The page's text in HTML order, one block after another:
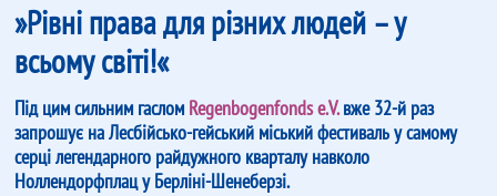
»Рівні права для різних людей – у
всьому світі!«
Під цим сильним гаслом Regenbogenfonds e.V.вже 32-й раз
запрошує на Лесбійсько-гейський міський фестиваль у самому
серці легендарного райдужного кварталу навколо
Ноллендорфплац у Берліні-Шенеберзі.